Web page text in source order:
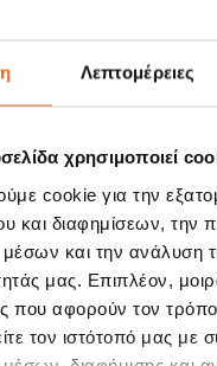
Λεπτομέρειες
χρησιμοποιεί
cookie για την
και διαφημίσεων, την
και την ανάλυση
μας. Επιπλέον,
που αφορούν τον
τον ιστότοπό μας με
ΣΧΕΤΙΚΆ